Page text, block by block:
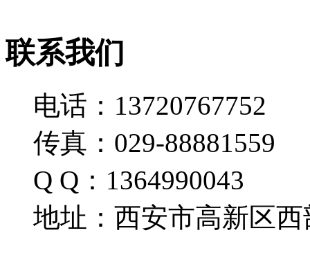
联系我们
电话：13720767752
传真：029-88881559
Q Q：1364990043
地址：西安市高新区西